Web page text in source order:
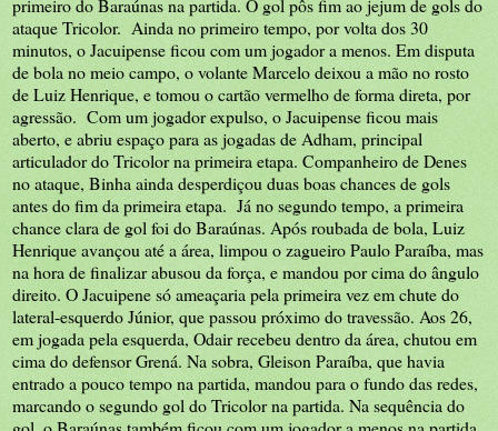
ataque Tricolor. Ainda no primeiro tempo, por volta dos 30
minutos, o Jacuipense ficou com um jogador a menos. Em disputa
de bola no meio campo, o volante Marcelo deixou a mão no rosto
de Luiz Henrique, e tomou o cartão vermelho de forma direta, por
agressão. Com um jogador expulso, o Jacuipense ficou mais
aberto, e abriu espaço para as jogadas de Adham, principal
articulador do Tricolor na primeira etapa. Companheiro de Denes
no ataque, Binha ainda desperdiçou duas boas chances de gols
antes do fim da primeira etapa. Já no segundo tempo, a primeira
chance clara de gol foi do Baraúnas. Após roubada de bola, Luiz
Henrique avançou até a área, limpou o zagueiro Paulo Paraíba, mas
na hora de finalizar abusou da força, e mandou por cima do ângulo
direito. O Jacuipene só ameaçaria pela primeira vez em chute do
lateral-esquerdo Júnior, que passou próximo do travessão. Aos 26,
em jogada pela esquerda, Odair recebeu dentro da área, chutou em
cima do defensor Grená. Na sobra, Gleison Paraíba, que havia
entrado a pouco tempo na partida, mandou para o fundo das redes,
marcando o segundo gol do Tricolor na partida. Na sequência do